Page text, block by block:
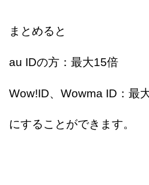
まとめると
au IDの方：最大15倍
Wow!ID、Wowma ID：最
にすることができます。